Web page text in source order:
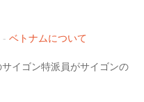
- ベトナムについて
イゴン特派員がサイゴンの